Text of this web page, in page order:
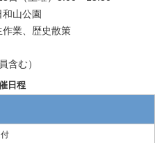
山公園
業、歴史散策
含む）
日程